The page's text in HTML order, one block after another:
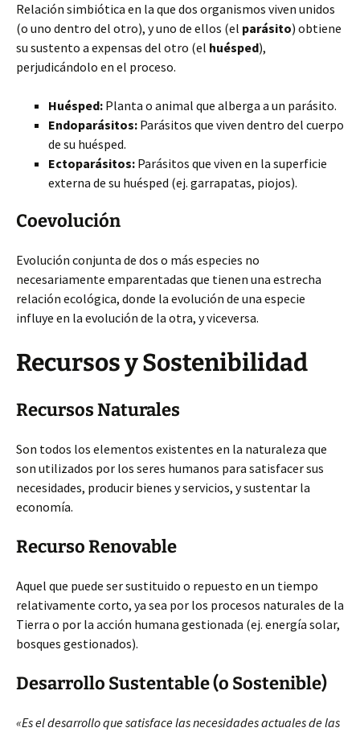
Relación simbiótica en la que dos organismos viven unidos
(o uno dentro del otro), y uno de ellos (el parásito) obtiene
su sustento a expensas del otro (el huésped),
perjudicándolo en el proceso.
Huésped: Planta o animal que alberga a un parásito.
Endoparásitos: Parásitos que viven dentro del cuerpo
de su huésped.
Ectoparásitos: Parásitos que viven en la superficie
externa de su huésped (ej. garrapatas, piojos).
Coevolución
Evolución conjunta de dos o más especies no
necesariamente emparentadas que tienen una estrecha
relación ecológica, donde la evolución de una especie
influye en la evolución de la otra, y viceversa.
Recursos y Sostenibilidad
Recursos Naturales
Son todos los elementos existentes en la naturaleza que
son utilizados por los seres humanos para satisfacer sus
necesidades, producir bienes y servicios, y sustentar la
economía.
Recurso Renovable
Aquel que puede ser sustituido o repuesto en un tiempo
relativamente corto, ya sea por los procesos naturales de la
Tierra o por la acción humana gestionada (ej. energía solar,
bosques gestionados).
Desarrollo Sustentable (o Sostenible)
«Es el desarrollo que satisface las necesidades actuales de las